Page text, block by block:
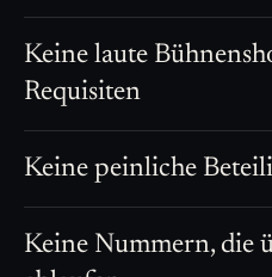
Keine laute
Requisiten
Keine peinliche
Keine Nummern, die